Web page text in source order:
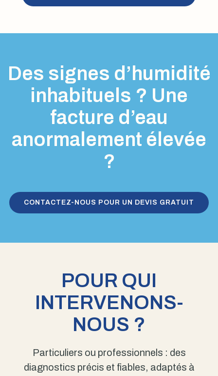
Des signes d’humidité
inhabituels ? Une
facture d’eau
anormalement élevée
?
CONTACTEZ-NOUS POUR UN DEVIS GRATUIT
POUR QUI
INTERVENONS-
NOUS ?
Particuliers ou professionnels : des
diagnostics précis et fiables, adaptés à